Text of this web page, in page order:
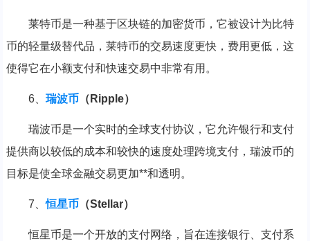
莱特币是一种基于区块链的加密货币，它被设计为比特
币的轻量级替代品，莱特币的交易速度更快，费用更低，这
使得它在小额支付和快速交易中非常有用。
6、 瑞波币 （Ripple）
瑞波币是一个实时的全球支付协议，它允许银行和支付
提供商以较低的成本和较快的速度处理跨境支付，瑞波币的
目标是使全球金融交易更加**和透明。
7、恒星币 （Stellar）
恒星币是一个开放的支付网络，旨在连接银行、支付系